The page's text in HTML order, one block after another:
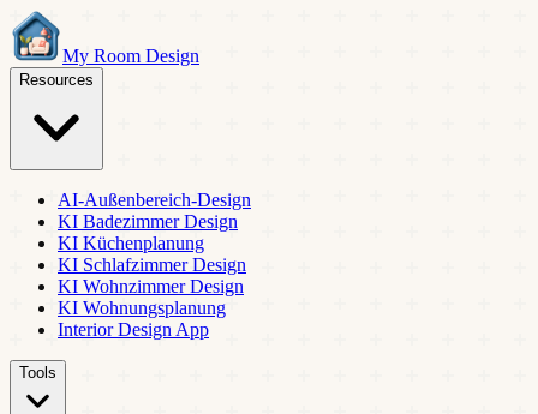
My Room Design
Resources
AI-Außenbereich-Design
KI Badezimmer Design
KI Küchenplanung
KI Schlafzimmer Design
KI Wohnzimmer Design
KI Wohnungsplanung
Interior Design App
Tools